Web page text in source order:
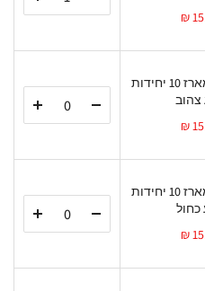
איזולירבנד מארז 10 יחידות
צהוב
איזולירבנד מארז 10 יחידות
כחול